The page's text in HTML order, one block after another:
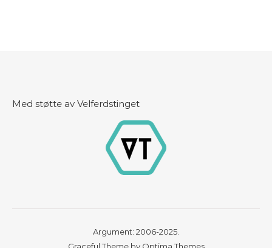
Med støtte av Velferdstinget
Argument: 2006-2025.
Graceful Theme by Optima Themes